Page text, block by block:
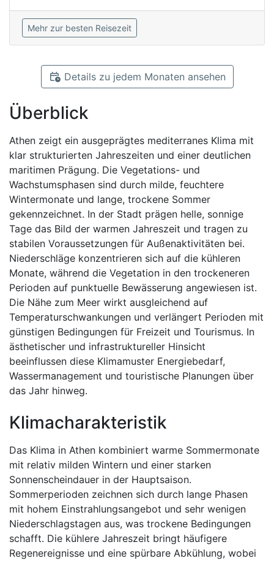
Mehr zur besten Reisezeit
Details zu jedem Monaten ansehen
Überblick
Athen zeigt ein ausgeprägtes mediterranes Klima mit
klar strukturierten Jahreszeiten und einer deutlichen
maritimen Prägung. Die Vegetations- und
Wachstumsphasen sind durch milde, feuchtere
Wintermonate und lange, trockene Sommer
gekennzeichnet. In der Stadt prägen helle, sonnige
Tage das Bild der warmen Jahreszeit und tragen zu
stabilen Voraussetzungen für Außenaktivitäten bei.
Niederschläge konzentrieren sich auf die kühleren
Monate, während die Vegetation in den trockeneren
Perioden auf punktuelle Bewässerung angewiesen ist.
Die Nähe zum Meer wirkt ausgleichend auf
Temperaturschwankungen und verlängert Perioden mit
günstigen Bedingungen für Freizeit und Tourismus. In
ästhetischer und infrastruktureller Hinsicht
beeinflussen diese Klimamuster Energiebedarf,
Wassermanagement und touristische Planungen über
das Jahr hinweg.
Klimacharakteristik
Das Klima in Athen kombiniert warme Sommermonate
mit relativ milden Wintern und einer starken
Sonnenscheindauer in der Hauptsaison.
Sommerperioden zeichnen sich durch lange Phasen
mit hohem Einstrahlungsangebot und sehr wenigen
Niederschlagstagen aus, was trockene Bedingungen
schafft. Die kühlere Jahreszeit bringt häufigere
Regenereignisse und eine spürbare Abkühlung, wobei